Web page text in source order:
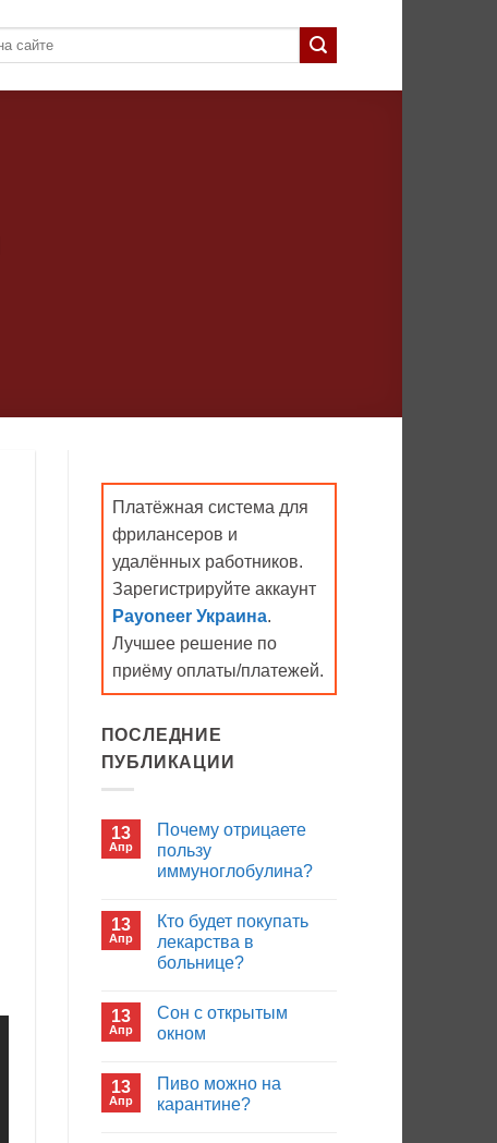
Платёжная система для
фрилансеров и
удалённых работников.
Зарегистрируйте аккаунт
Payoneer Украина.
Лучшее решение по
приёму оплаты/платежей.
ПОСЛЕДНИЕ
ПУБЛИКАЦИИ
13
Апр
Почему отрицаете
пользу
иммуноглобулина?
записи
Почему
отрицаете
пользу
13
Апр
Кто будет покупать
лекарства в
больнице?
записи
Кто
будет
больнице?
13
Апр
Сон с открытым
окном
записи
Сон
с
13
Апр
Пиво можно на
карантине?